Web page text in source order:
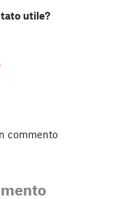
utile?
commento